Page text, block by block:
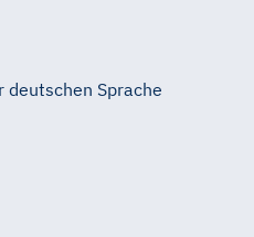
deutschen Sprache